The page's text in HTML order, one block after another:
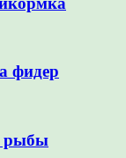
фидер
рыбы